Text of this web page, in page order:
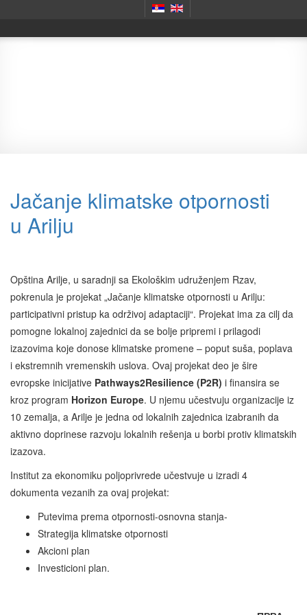
Jačanje klimatske otpornosti
u Arilju
Opština Arilje, u saradnji sa Ekološkim udruženjem Rzav,
pokrenula je projekat „Jačanje klimatske otpornosti u Arilju:
participativni pristup ka održivoj adaptaciji“. Projekat ima za cilj da
pomogne lokalnoj zajednici da se bolje pripremi i prilagodi
izazovima koje donose klimatske promene – poput suša, poplava
i ekstremnih vremenskih uslova. Ovaj projekat deo je šire
evropske inicijative Pathways2Resilience (P2R) i finansira se
kroz program Horizon Europe. U njemu učestvuju organizacije iz
10 zemalja, a Arilje je jedna od lokalnih zajednica izabranih da
aktivno doprinese razvoju lokalnih rešenja u borbi protiv klimatskih
izazova.
Institut za ekonomiku poljoprivrede učestvuje u izradi 4
dokumenta vezanih za ovaj projekat:
Putevima prema otpornosti-osnovna stanja-
Strategija klimatske otpornosti
Akcioni plan
Investicioni plan.